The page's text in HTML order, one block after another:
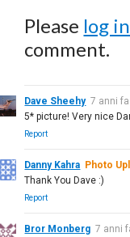
Please log in
comment.
Dave Sheehy 7 anni fa
5* picture! Very nice
Report
Danny Kahra Photo
Thank You Dave :)
Report
Bror Monberg 7 anni